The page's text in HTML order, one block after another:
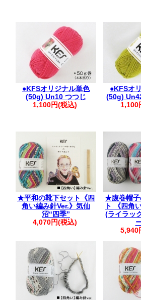
●KFSオリジナル単色
(50g) Un10 つつじ
1,100円(税込)
●KFSオ
(50g)
1,100
★平和の靴下セット《四
角い編み針Ver.》気仙
沼“四季”
4,070円(税込)
★腹巻帽子
ト 《四角
(ライラッ
5,940